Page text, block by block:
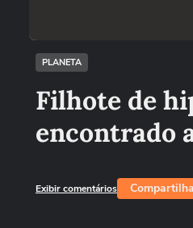
PLANETA
Filhote de
encontrado
Exibir comentários